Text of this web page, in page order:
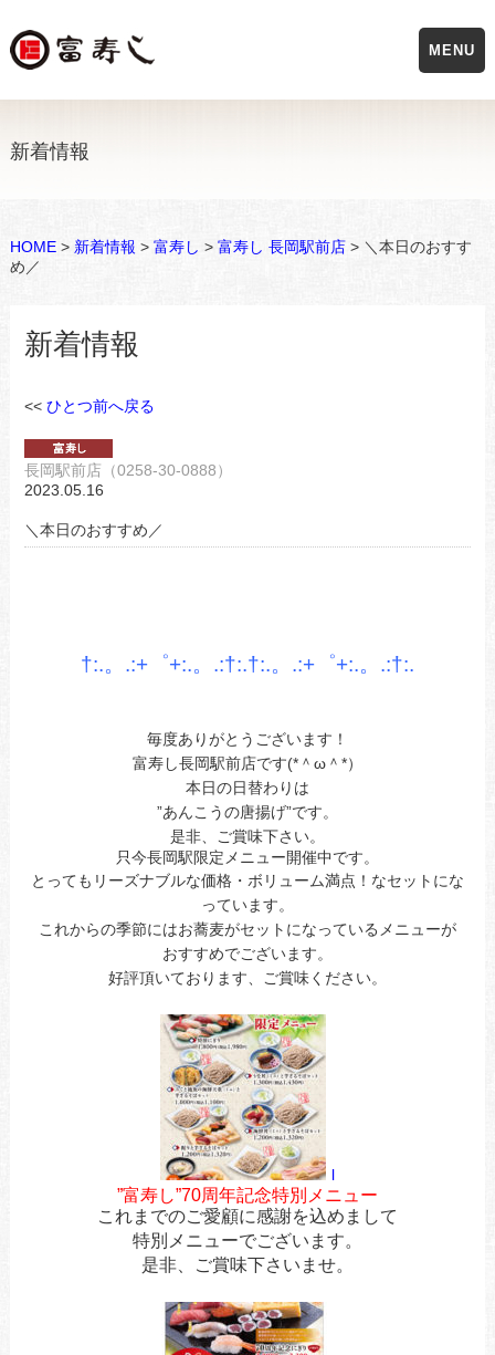
新着情報
HOME> 新着情報 > 富寿し > 富寿し 長岡駅前店> ＼本日のおすす
め／
新着情報
<< ひとつ前へ戻る
長岡駅前店（0258-30-0888）
2023.05.16
＼本日のおすすめ／
†:.。.:+゜+:.。.:†:.†:.。.:+゜+:.。.:†:.
毎度ありがとうございます！
富寿し長岡駅前店です(*＾ω＾*）
本日の日替わりは
”あんこうの唐揚げ”です。
是非、ご賞味下さい。
只今長岡駅限定メニュー開催中です。
とってもリーズナブルな価格・ボリューム満点！なセットにな
っています。
これからの季節にはお蕎麦がセットになっているメニューが
おすすめでございます。
好評頂いております、ご賞味ください。
l
”富寿し”70周年記念特別メニュー
これまでのご愛顧に感謝を込めまして
特別メニューでございます。
是非、ご賞味下さいませ。
MENU